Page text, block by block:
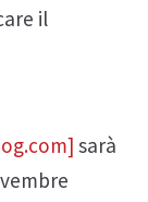
il
sarà